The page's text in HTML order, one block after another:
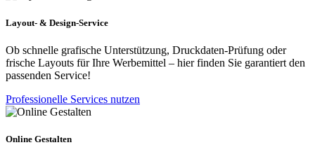
Layout- & Design-Service
Ob schnelle grafische Unterstützung, Druckdaten-Prüfung oder
frische Layouts für Ihre Werbemittel – hier finden Sie garantiert den
passenden Service!
Professionelle Services nutzen
Online Gestalten